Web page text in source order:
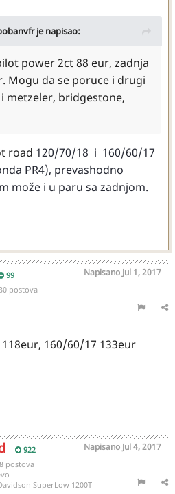
je napisao:
power 2ct 88 eur, zadnja
Mogu da se poruce i drugi
metzeler, bridgestone,
road 120/70/18 i 160/60/17
PR4), prevashodno
može i u paru sa zadnjom.
99 Napisano Jul 1, 2017
postova
160/60/17 133eur
922 Napisano Jul 4, 2017
postova
SuperLow 1200T